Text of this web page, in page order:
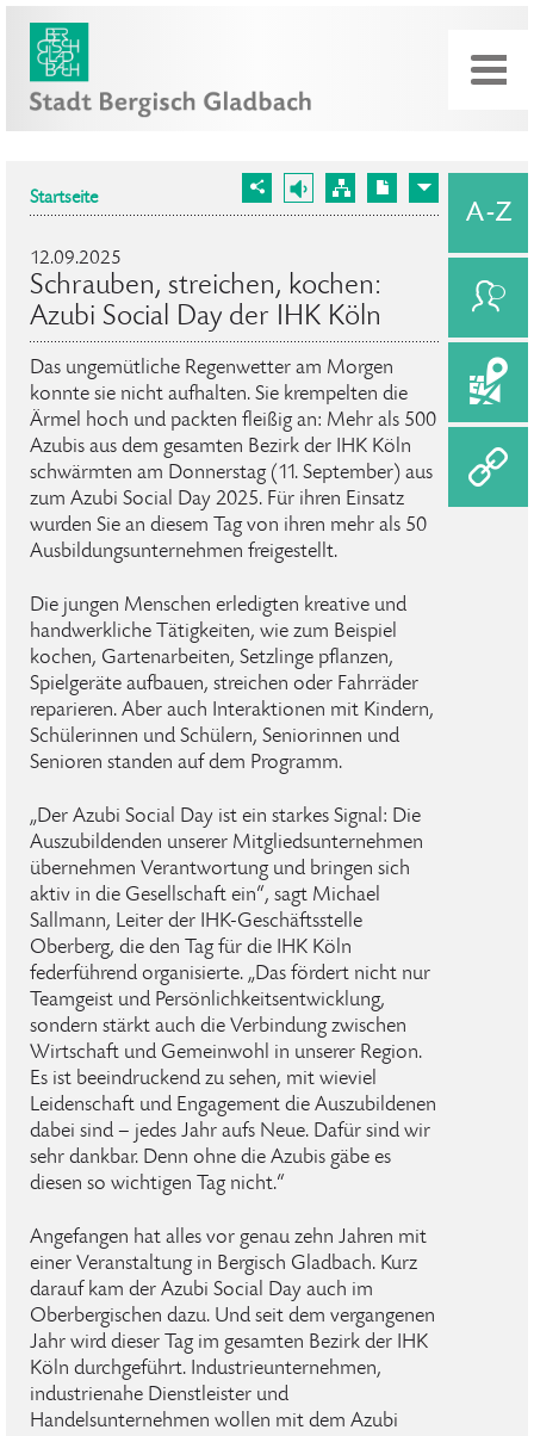
Startseite
12.09.2025
Schrauben, streichen, kochen:
Azubi Social Day der IHK Köln
Das ungemütliche Regenwetter am Morgen
konnte sie nicht aufhalten. Sie krempelten die
Ärmel hoch und packten fleißig an: Mehr als 500
Azubis aus dem gesamten Bezirk der IHK Köln
schwärmten am Donnerstag (11. September) aus
zum Azubi Social Day 2025. Für ihren Einsatz
wurden Sie an diesem Tag von ihren mehr als 50
Ausbildungsunternehmen freigestellt.
Die jungen Menschen erledigten kreative und
handwerkliche Tätigkeiten, wie zum Beispiel
kochen, Gartenarbeiten, Setzlinge pflanzen,
Spielgeräte aufbauen, streichen oder Fahrräder
reparieren. Aber auch Interaktionen mit Kindern,
Schülerinnen und Schülern, Seniorinnen und
Senioren standen auf dem Programm.
„Der Azubi Social Day ist ein starkes Signal: Die
Auszubildenden unserer Mitgliedsunternehmen
übernehmen Verantwortung und bringen sich
aktiv in die Gesellschaft ein“, sagt Michael
Sallmann, Leiter der IHK-Geschäftsstelle
Oberberg, die den Tag für die IHK Köln
federführend organisierte. „Das fördert nicht nur
Teamgeist und Persönlichkeitsentwicklung,
sondern stärkt auch die Verbindung zwischen
Wirtschaft und Gemeinwohl in unserer Region.
Es ist beeindruckend zu sehen, mit wieviel
Leidenschaft und Engagement die Auszubildenen
dabei sind – jedes Jahr aufs Neue. Dafür sind wir
sehr dankbar. Denn ohne die Azubis gäbe es
diesen so wichtigen Tag nicht.“
Angefangen hat alles vor genau zehn Jahren mit
einer Veranstaltung in Bergisch Gladbach. Kurz
darauf kam der Azubi Social Day auch im
Oberbergischen dazu. Und seit dem vergangenen
Jahr wird dieser Tag im gesamten Bezirk der IHK
Köln durchgeführt. Industrieunternehmen,
industrienahe Dienstleister und
Handelsunternehmen wollen mit dem Azubi